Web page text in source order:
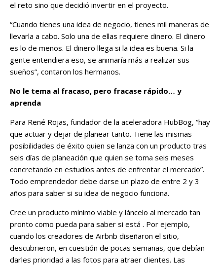
el reto sino que decidió invertir en el proyecto.
“Cuando tienes una idea de negocio, tienes mil maneras de
llevarla a cabo. Solo una de ellas requiere dinero. El dinero
es lo de menos. El dinero llega si la idea es buena. Si la
gente entendiera eso, se animaría más a realizar sus
sueños”, contaron los hermanos.
No le tema al fracaso, pero fracase rápido… y
aprenda
Para René Rojas, fundador de la aceleradora HubBog, “hay
que actuar y dejar de planear tanto. Tiene las mismas
posibilidades de éxito quien se lanza con un producto tras
seis días de planeación que quien se toma seis meses
concretando en estudios antes de enfrentar el mercado”.
Todo emprendedor debe darse un plazo de entre 2 y 3
años para saber si su idea de negocio funciona.
Cree un producto mínimo viable y láncelo al mercado tan
pronto como pueda para saber si está . Por ejemplo,
cuando los creadores de Airbnb diseñaron el sitio,
descubrieron, en cuestión de pocas semanas, que debían
darles prioridad a las fotos para atraer clientes. Las